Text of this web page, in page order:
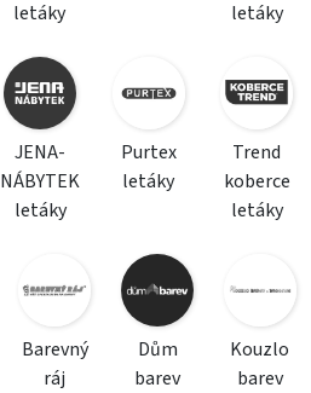
letáky
letáky
JENA-
NÁBYTEK
letáky
Purtex
letáky
Trend
koberce
letáky
Barevný
ráj
Dům
barev
Kouzlo
barev